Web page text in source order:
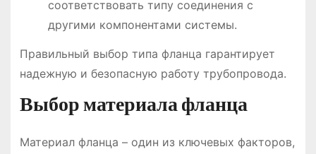
соответствовать типу соединения с
другими компонентами системы.
Правильный выбор типа фланца гарантирует
надежную и безопасную работу трубопровода.
Выбор материала фланца
Материал фланца – один из ключевых факторов,